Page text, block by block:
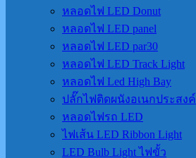
หลอดไฟ LED Donut
หลอดไฟ LED panel
หลอดไฟ LED par30
หลอดไฟ LED Track Light
หลอดไฟ Led High Bay
ปลั๊กไฟติดผนังอเนกประสงค์
หลอดไฟรถ LED
ไฟเส้น LED Ribbon Light
LED Bulb Light ไฟขั้ว